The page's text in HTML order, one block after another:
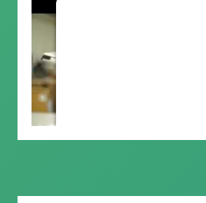
the site with their CMP